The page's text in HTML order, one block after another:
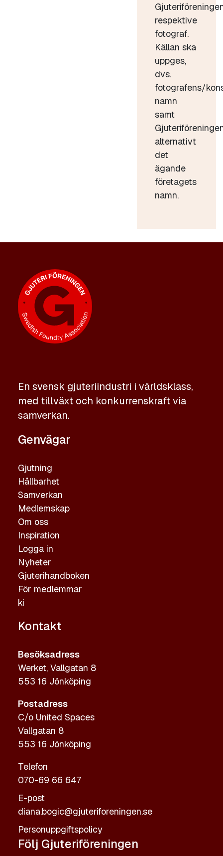
respektive
fotograf.
Källan ska
uppges,
dvs.
fotografens/
namn
samt
alternativt
det
ägande
företagets
namn.
En svensk gjuteriindustri i världsklass,
med tillväxt och konkurrenskraft via
samverkan.
Genvägar
Gjutning
Hållbarhet
Samverkan
Medlemskap
Om oss
Inspiration
Logga in
Nyheter
Gjuterihandboken
För medlemmar
ki
Kontakt
Besöksadress
Werket, Vallgatan 8
553 16 Jönköping
Postadress
C/o United Spaces
Vallgatan 8
553 16 Jönköping
Telefon
070-69 66 647
E-post
diana.bogic@gjuteriforeningen.se
Personuppgiftspolicy
Följ Gjuteriföreningen